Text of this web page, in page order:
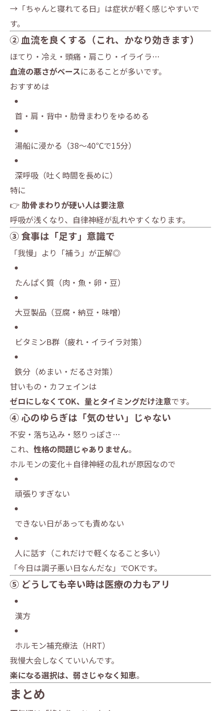
→「ちゃんと寝れてる日」は症状が軽く感じやすいで
す。
② 血流を良くする（これ、かなり効きます）
ほてり・冷え・頭痛・肩こり・イライラ…
血流の悪さがベースにあることが多いです。
おすすめは
首・肩・背中・肋骨まわりをゆるめる
湯船に浸かる（38～40℃で15分）
深呼吸（吐く時間を長めに）
特に
👉 肋骨まわりが硬い人は要注意
呼吸が浅くなり、自律神経が乱れやすくなります。
③ 食事は「足す」意識で
「我慢」より「補う」が正解◎
たんぱく質（肉・魚・卵・豆）
大豆製品（豆腐・納豆・味噌）
ビタミンB群（疲れ・イライラ対策）
鉄分（めまい・だるさ対策）
甘いもの・カフェインは
ゼロにしなくてOK、量とタイミングだけ注意です。
④ 心のゆらぎは「気のせい」じゃない
不安・落ち込み・怒りっぽさ…
これ、 性格の問題じゃありません。
ホルモンの変化＋自律神経の乱れが原因なので
頑張りすぎない
できない日があっても責めない
人に話す（これだけで軽くなること多い）
「今日は調子悪い日なんだな」でOKです。
⑤ どうしても辛い時は医療の力もアリ
漢方
ホルモン補充療法（HRT）
我慢大会しなくていいんです。
楽になる選択は、弱さじゃなく知恵。
まとめ